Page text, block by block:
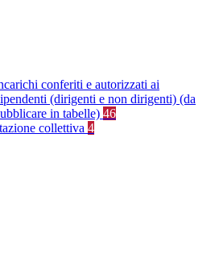
conferiti e autorizzati ai
(dirigenti e non dirigenti) (da
in tabelle) 46
collettiva 4